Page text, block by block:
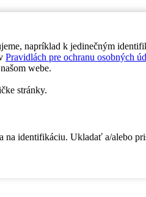
napríklad k jedinečným
Pravidlách pre ochranu osobných
webe.
stránky.
identifikáciu. Ukladať a/alebo